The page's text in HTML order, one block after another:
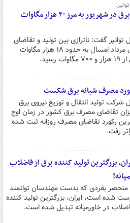
ناترازی برق در شهریور به مرز ۲۰ هزار مگاوات
توانیر گفت: ناترازی بین تولید و تقاضای
مصرف برق که در پیک مصرف برق مرداد امسال به حدود ۱۸ هزار مگاوات
مصرف شبانه برق شکست
شرکت تولید انتقال و توزیع نیروی برق
تقاضای مصرف برق کشور در زمان اوج
رکورد تقاضای مصرف روزانه ثبت شده
رفت.
بزرگترین تولید کننده برق از فاضلاب
منحصر بفردی که بدست مهندسان توانمند
شده است، ایران، بزرگترین تولید کننده
در خاورمیانه تبدیل شده است.